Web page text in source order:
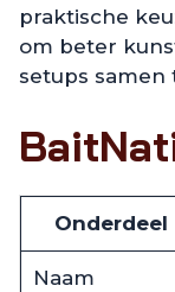
praktische
om beter
setups samen
Onderdeel
Naam